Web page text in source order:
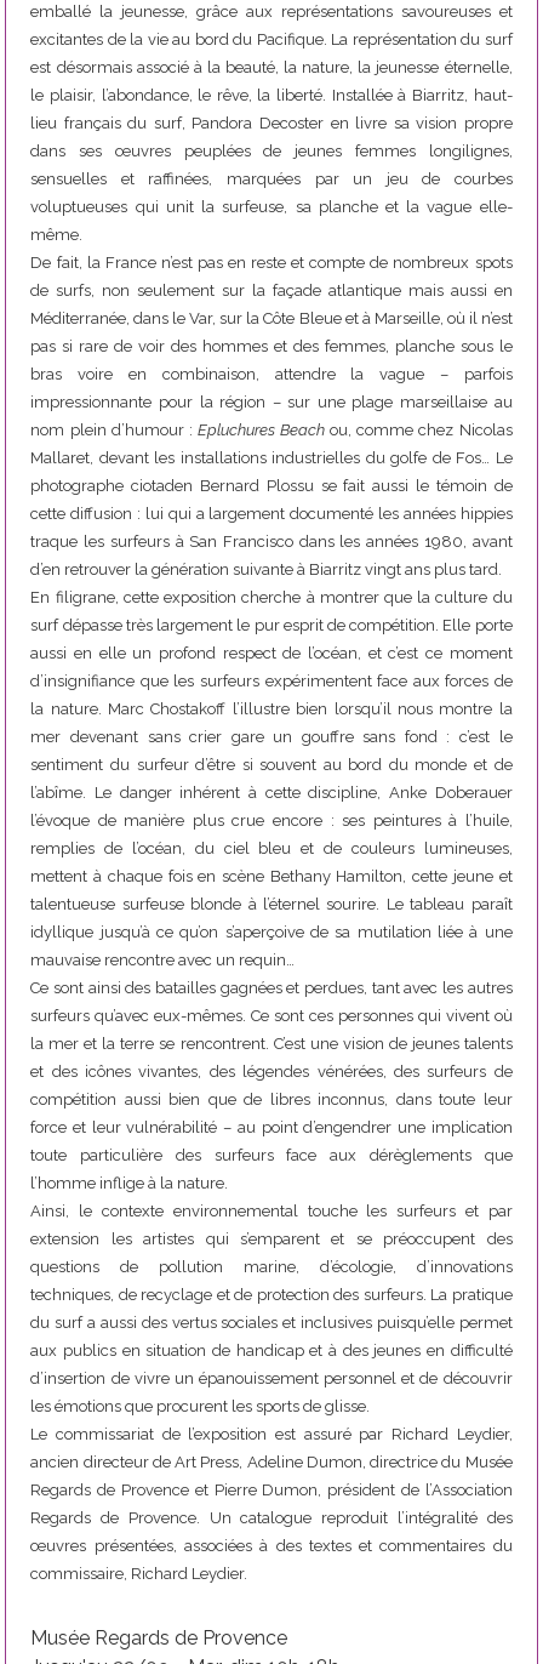
emballé la jeunesse, grâce aux représentations savoureuses et
excitantes de la vie au bord du Pacifique. La représentation du surf
est désormais associé à la beauté, la nature, la jeunesse éternelle,
le plaisir, l’abondance, le rêve, la liberté. Installée à Biarritz, haut-
lieu français du surf, Pandora Decoster en livre sa vision propre
dans ses œuvres peuplées de jeunes femmes longilignes,
sensuelles et raffinées, marquées par un jeu de courbes
voluptueuses qui unit la surfeuse, sa planche et la vague elle-
même.
De fait, la France n’est pas en reste et compte de nombreux spots
de surfs, non seulement sur la façade atlantique mais aussi en
Méditerranée, dans le Var, sur la Côte Bleue et à Marseille, où il n’est
pas si rare de voir des hommes et des femmes, planche sous le
bras voire en combinaison, attendre la vague – parfois
impressionnante pour la région – sur une plage marseillaise au
nom plein d’humour : Epluchures Beach ou, comme chez Nicolas
Mallaret, devant les installations industrielles du golfe de Fos… Le
photographe ciotaden Bernard Plossu se fait aussi le témoin de
cette diffusion : lui qui a largement documenté les années hippies
traque les surfeurs à San Francisco dans les années 1980, avant
d’en retrouver la génération suivante à Biarritz vingt ans plus tard.
En filigrane, cette exposition cherche à montrer que la culture du
surf dépasse très largement le pur esprit de compétition. Elle porte
aussi en elle un profond respect de l’océan, et c’est ce moment
d’insignifiance que les surfeurs expérimentent face aux forces de
la nature. Marc Chostakoff l’illustre bien lorsqu’il nous montre la
mer devenant sans crier gare un gouffre sans fond : c’est le
sentiment du surfeur d’être si souvent au bord du monde et de
l’abîme. Le danger inhérent à cette discipline, Anke Doberauer
l’évoque de manière plus crue encore : ses peintures à l’huile,
remplies de l’océan, du ciel bleu et de couleurs lumineuses,
mettent à chaque fois en scène Bethany Hamilton, cette jeune et
talentueuse surfeuse blonde à l’éternel sourire. Le tableau paraît
idyllique jusqu’à ce qu’on s’aperçoive de sa mutilation liée à une
mauvaise rencontre avec un requin…
Ce sont ainsi des batailles gagnées et perdues, tant avec les autres
surfeurs qu’avec eux-mêmes. Ce sont ces personnes qui vivent où
la mer et la terre se rencontrent. C’est une vision de jeunes talents
et des icônes vivantes, des légendes vénérées, des surfeurs de
compétition aussi bien que de libres inconnus, dans toute leur
force et leur vulnérabilité – au point d’engendrer une implication
toute particulière des surfeurs face aux dérèglements que
l’homme inflige à la nature.
Ainsi, le contexte environnemental touche les surfeurs et par
extension les artistes qui s’emparent et se préoccupent des
questions de pollution marine, d’écologie, d’innovations
techniques, de recyclage et de protection des surfeurs. La pratique
du surf a aussi des vertus sociales et inclusives puisqu’elle permet
aux publics en situation de handicap et à des jeunes en difficulté
d’insertion de vivre un épanouissement personnel et de découvrir
les émotions que procurent les sports de glisse.
Le commissariat de l’exposition est assuré par Richard Leydier,
ancien directeur de Art Press, Adeline Dumon, directrice du Musée
Regards de Provence et Pierre Dumon, président de l’Association
Regards de Provence. Un catalogue reproduit l’intégralité des
œuvres présentées, associées à des textes et commentaires du
commissaire, Richard Leydier.
Musée Regards de Provence